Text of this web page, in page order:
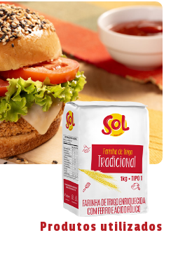
Produtos utilizados